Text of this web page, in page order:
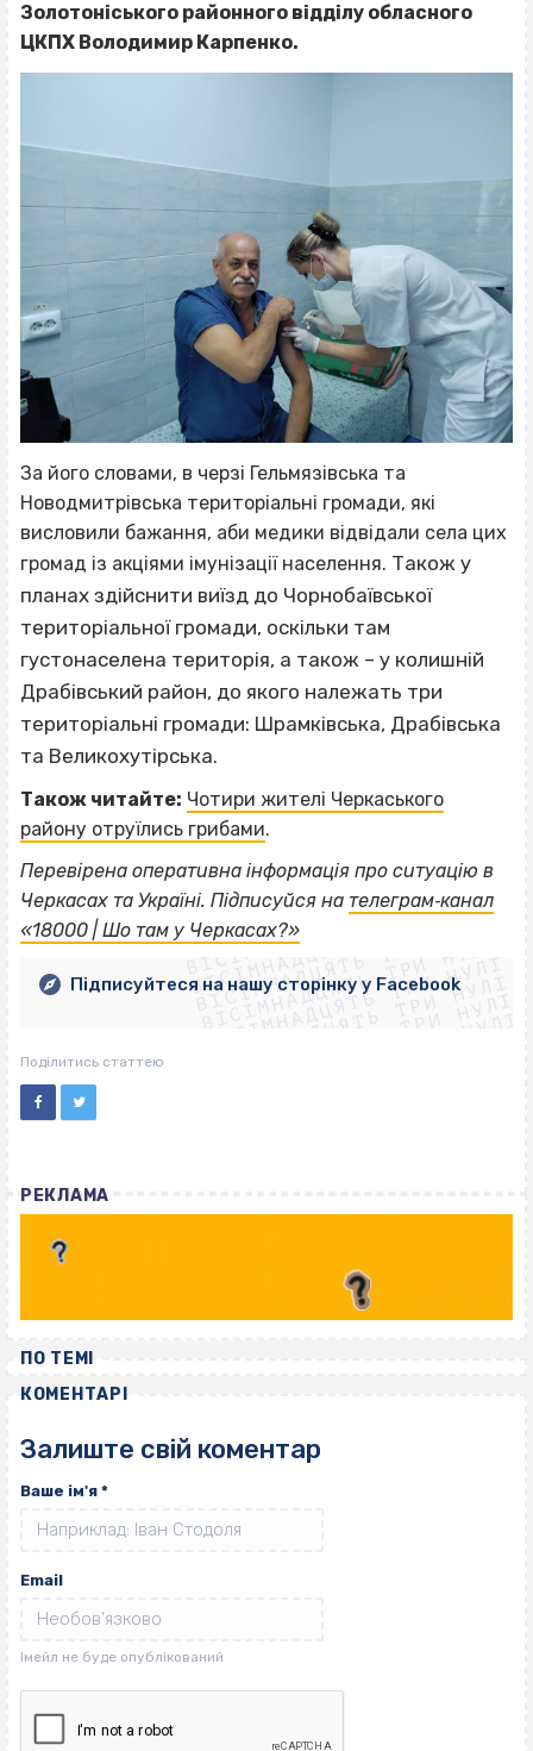
Золотоніського районного відділу обласного
ЦКПХ Володимир Карпенко.
За його словами, в черзі Гельмязівська та
Новодмитрівська територіальні громади, які
висловили бажання, аби медики відвідали села цих
громад із акціями імунізації населення. Також у
планах здійснити виїзд до Чорнобаївської
територіальної громади, оскільки там
густонаселена територія, а також – у колишній
Драбівський район, до якого належать три
територіальні громади: Шрамківська, Драбівська
та Великохутірська.
Також читайте: Чотири жителі Черкаського
району отруїлись грибами.
Перевірена оперативна інформація про ситуацію в
Черкасах та Україні. Підписуйся на телеграм‐канал
«18000 | Шо там у Черкасах?»ВІСІМНАДЦЯТЬ ТРИ НУЛІ
ВІСІМНАДЦЯТЬ ТРИ НУЛІ
ВІСІМНАДЦЯТЬ ТРИ НУЛІ
ВІСІМНАДЦЯТЬ ТРИ НУЛІ
ВІСІМНАДЦЯТЬ ТРИ НУЛІ
ВІСІМНАДЦЯТЬ ТРИ НУЛІ
ВІСІМНАДЦЯТЬ ТРИ НУЛІ
ВІСІМНАДЦЯТЬ ТРИ НУЛІ
Підписуйтеся на нашу сторінку у Facebook
Поділитись статтею
РЕКЛАМА
ПО ТЕМІ
КОМЕНТАРІ
Залиште свій коментар
Ваше ім'я *
Email